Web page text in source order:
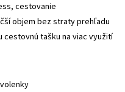
cestovanie
objem bez straty prehľadu
cestovnú tašku na viac využití